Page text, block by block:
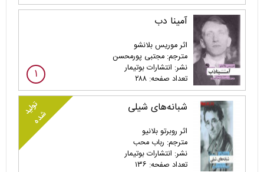
آمینا دب
اثر موریس بلانشو
مترجم: مجتبی پورمحسن
نشر: انتشارات بوتیمار
تعداد صفحه: ۲۸۸
۱
شبانه‌های شیلی
اثر روبرتو بلانیو
مترجم: رباب محب
نشر: انتشارات بوتیمار
تعداد صفحه: ۱۳۶
تولید
شده